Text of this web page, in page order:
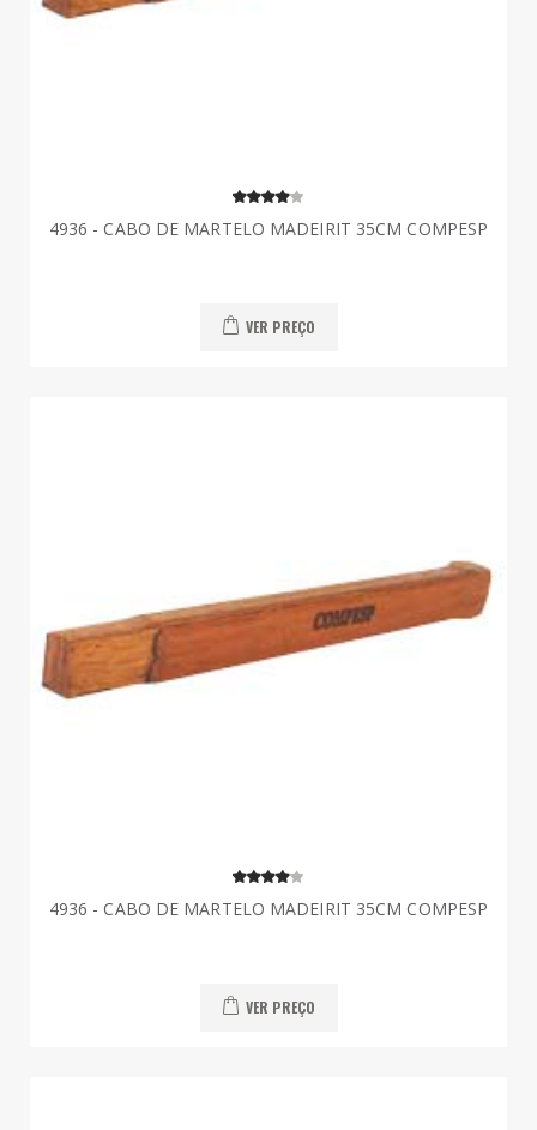
4936 - CABO DE MARTELO MADEIRIT 35CM COMPESP
VER PREÇO
4936 - CABO DE MARTELO MADEIRIT 35CM COMPESP
VER PREÇO